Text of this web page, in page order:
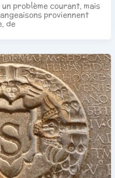
problème courant, mais
proviennent
de